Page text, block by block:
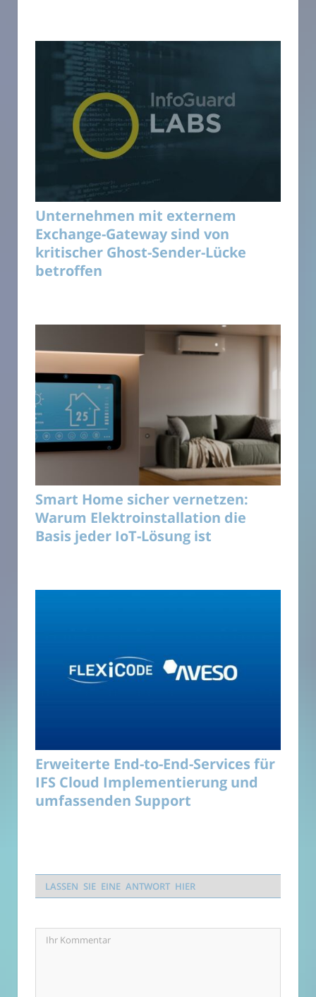
Unternehmen mit externem
Exchange-Gateway sind von
kritischer Ghost-Sender-Lücke
betroffen
Smart Home sicher vernetzen:
Warum Elektroinstallation die
Basis jeder IoT-Lösung ist
Erweiterte End-to-End-Services für
IFS Cloud Implementierung und
umfassenden Support
LASSEN SIE EINE ANTWORT HIER